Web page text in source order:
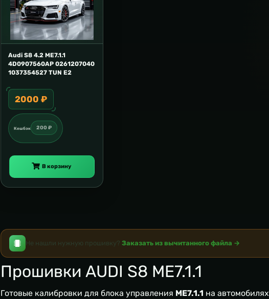
Audi S8 4.2 ME7.1.1
4D0907560AP 0261207040
1037354527 TUN E2
2000 ₽
Кешбэк 200 ₽
В корзину
Не нашли нужную прошивку? Заказать из вычитанного файла →
Прошивки AUDI S8 ME7.1.1
Готовые калибровки для блока управления ME7.1.1 на автомобилях